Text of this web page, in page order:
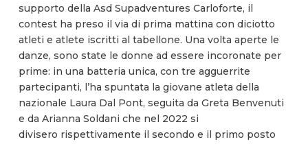
supporto della Asd Supadventures Carloforte, il
contest ha preso il via di prima mattina con diciotto
atleti e atlete iscritti al tabellone. Una volta aperte le
danze, sono state le donne ad essere incoronate per
prime: in una batteria unica, con tre agguerrite
partecipanti, l’ha spuntata la giovane atleta della
nazionale Laura Dal Pont, seguita da Greta Benvenuti
e da Arianna Soldani che nel 2022 si
divisero rispettivamente il secondo e il primo posto